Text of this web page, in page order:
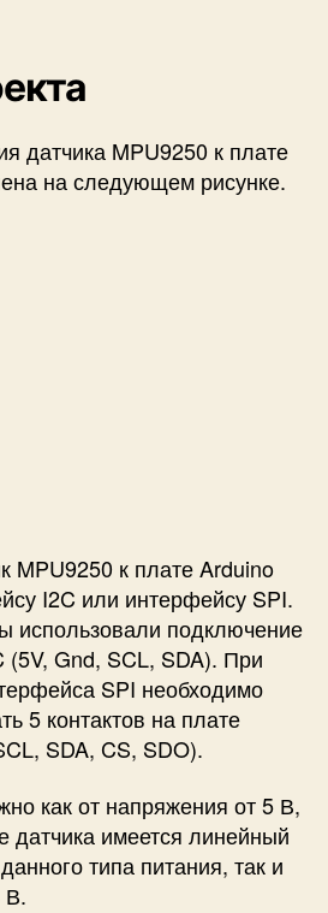
датчика MPU9250 к плате
на следующем рисунке.
MPU9250 к плате Arduino
I2C или интерфейсу SPI.
использовали подключение
(5V, Gnd, SCL, SDA). При
SPI необходимо
5 контактов на плате
SDA, CS, SDO).
как от напряжения от 5 В,
датчика имеется линейный
типа питания, так и
В.